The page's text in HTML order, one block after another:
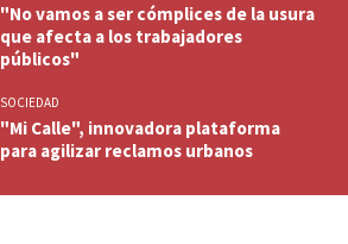
"No vamos a ser cómplices de la usura
que afecta a los trabajadores
públicos"
SOCIEDAD
"Mi Calle", innovadora plataforma
para agilizar reclamos urbanos